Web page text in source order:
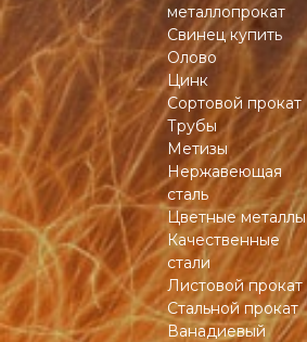
металлопрокат
Свинец купить
Олово
Цинк
Сортовой прокат
Трубы
Метизы
Нержавеющая
сталь
Цветные металлы
Качественные
стали
Листовой прокат
Стальной прокат
Ванадиевый